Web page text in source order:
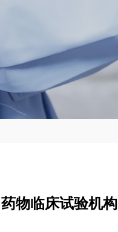
药物临床试验机构